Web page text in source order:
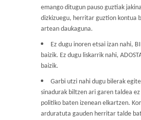
emango ditugun pauso guztiak
dizkizuegu, herritar guztion kontua
artean daukaguna.
Ez dugu inoren etsai izan nahi,
baizik. Ez dugu liskarrik nahi,
baizik.
Garbi utzi nahi dugu bilerak
sinadurak biltzen ari garen taldea
politiko baten izenean elkartzen.
arduratuta gauden herritar talde